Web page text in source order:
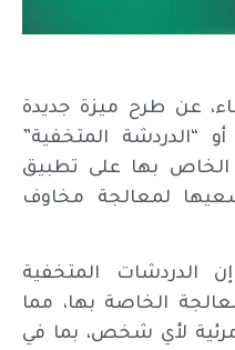
عن طرح ميزة جديدة
“الدردشة المتخفية”
الخاص بها على تطبيق
لمعالجة مخاوف
الدردشات المتخفية
الخاصة بها، مما
لأي شخص، بما في